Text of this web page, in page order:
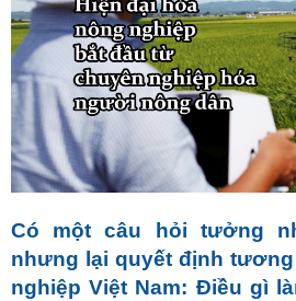
Có một câu hỏi tưởng
nhưng lại quyết định
nghiệp Việt Nam: Điều gì